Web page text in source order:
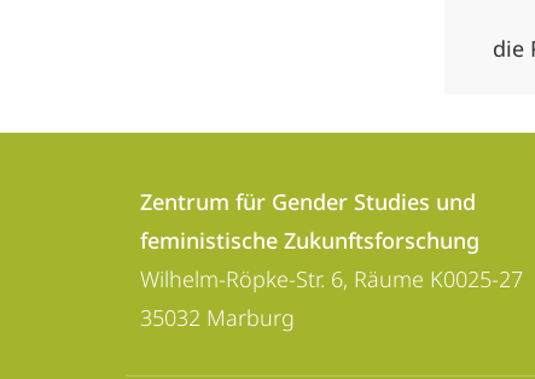
die
Informationen
Kontaktinformationen
Zentrum
für
Gender
Zentrum für Gender Studies und
feministische Zukunftsforschung
Wilhelm-Röpke-Str. 6, Räume K0025-27
35032 Marburg